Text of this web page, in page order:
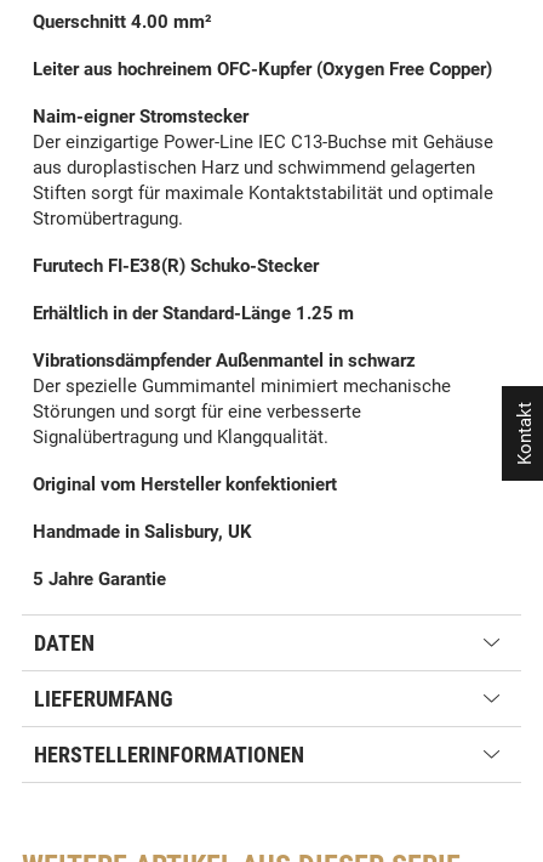
Querschnitt 4.00 mm²
Leiter aus hochreinem OFC-Kupfer (Oxygen Free Copper)
Naim-eigner Stromstecker
Der einzigartige Power-Line IEC C13-Buchse mit Gehäuse
aus duroplastischen Harz und schwimmend gelagerten
Stiften sorgt für maximale Kontaktstabilität und optimale
Stromübertragung.
Furutech FI-E38(R) Schuko-Stecker
Erhältlich in der Standard-Länge 1.25 m
Vibrationsdämpfender Außenmantel in schwarz
Der spezielle Gummimantel minimiert mechanische
Störungen und sorgt für eine verbesserte
Signalübertragung und Klangqualität.
Original vom Hersteller konfektioniert
Handmade in Salisbury, UK
5 Jahre Garantie
DATEN
LIEFERUMFANG
HERSTELLERINFORMATIONEN
Kontakt